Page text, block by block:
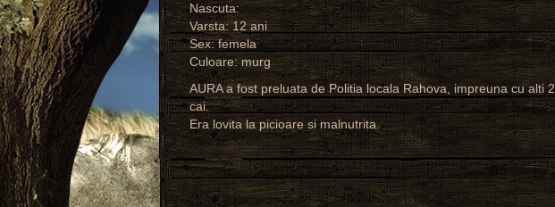
Nascuta:
Varsta: 12 ani
Sex: femela
Culoare: murg
AURA a fost preluata de Politia locala Rahova, impreuna cu alti 2
cai.
Era lovita la picioare si malnutrita.